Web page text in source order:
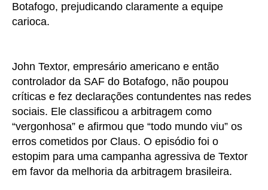
Botafogo, prejudicando claramente a equipe
carioca.
John Textor, empresário americano e então
controlador da SAF do Botafogo, não poupou
críticas e fez declarações contundentes nas redes
sociais. Ele classificou a arbitragem como
“vergonhosa” e afirmou que “todo mundo viu” os
erros cometidos por Claus. O episódio foi o
estopim para uma campanha agressiva de Textor
em favor da melhoria da arbitragem brasileira.